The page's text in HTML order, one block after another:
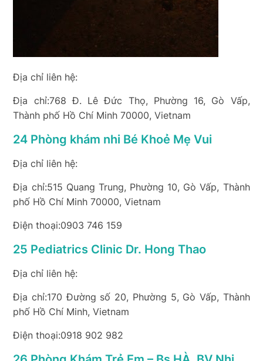
Địa chỉ liên hệ:
Địa chỉ:768 Đ. Lê Đức Thọ, Phường 16, Gò Vấp,
Thành phố Hồ Chí Minh 70000, Vietnam
24 Phòng khám nhi Bé Khoẻ Mẹ Vui
Địa chỉ liên hệ:
Địa chỉ:515 Quang Trung, Phường 10, Gò Vấp, Thành
phố Hồ Chí Minh 70000, Vietnam
Điện thoại:0903 746 159
25 Pediatrics Clinic Dr. Hong Thao
Địa chỉ liên hệ:
Địa chỉ:170 Đường số 20, Phường 5, Gò Vấp, Thành
phố Hồ Chí Minh, Vietnam
Điện thoại:0918 902 982